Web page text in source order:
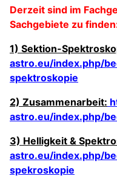
Derzeit sind im
Sachgebiete zu
1) Sektion-
astro.eu/index.php/
spektroskopie
2) Zusammenarbeit:
astro.eu/index.php/
3) Helligkeit &
astro.eu/index.php/
spekroskopie